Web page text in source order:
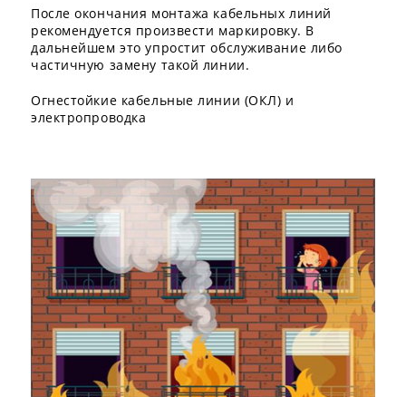
После окончания монтажа кабельных линий
рекомендуется произвести маркировку. В
дальнейшем это упростит обслуживание либо
частичную замену такой линии.
Огнестойкие кабельные линии (ОКЛ) и
электропроводка